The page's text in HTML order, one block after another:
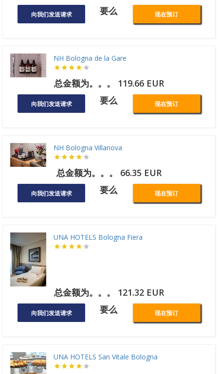
向我们发送请求 要么 现在预订
NH Bologna de la Gare
总金额为。。。 119.66 EUR
向我们发送请求 要么 现在预订
NH Bologna Villanova
总金额为。。。 66.35 EUR
向我们发送请求 要么 现在预订
UNA HOTELS Bologna Fiera
总金额为。。。 121.32 EUR
向我们发送请求 要么 现在预订
UNA HOTELS San Vitale Bologna